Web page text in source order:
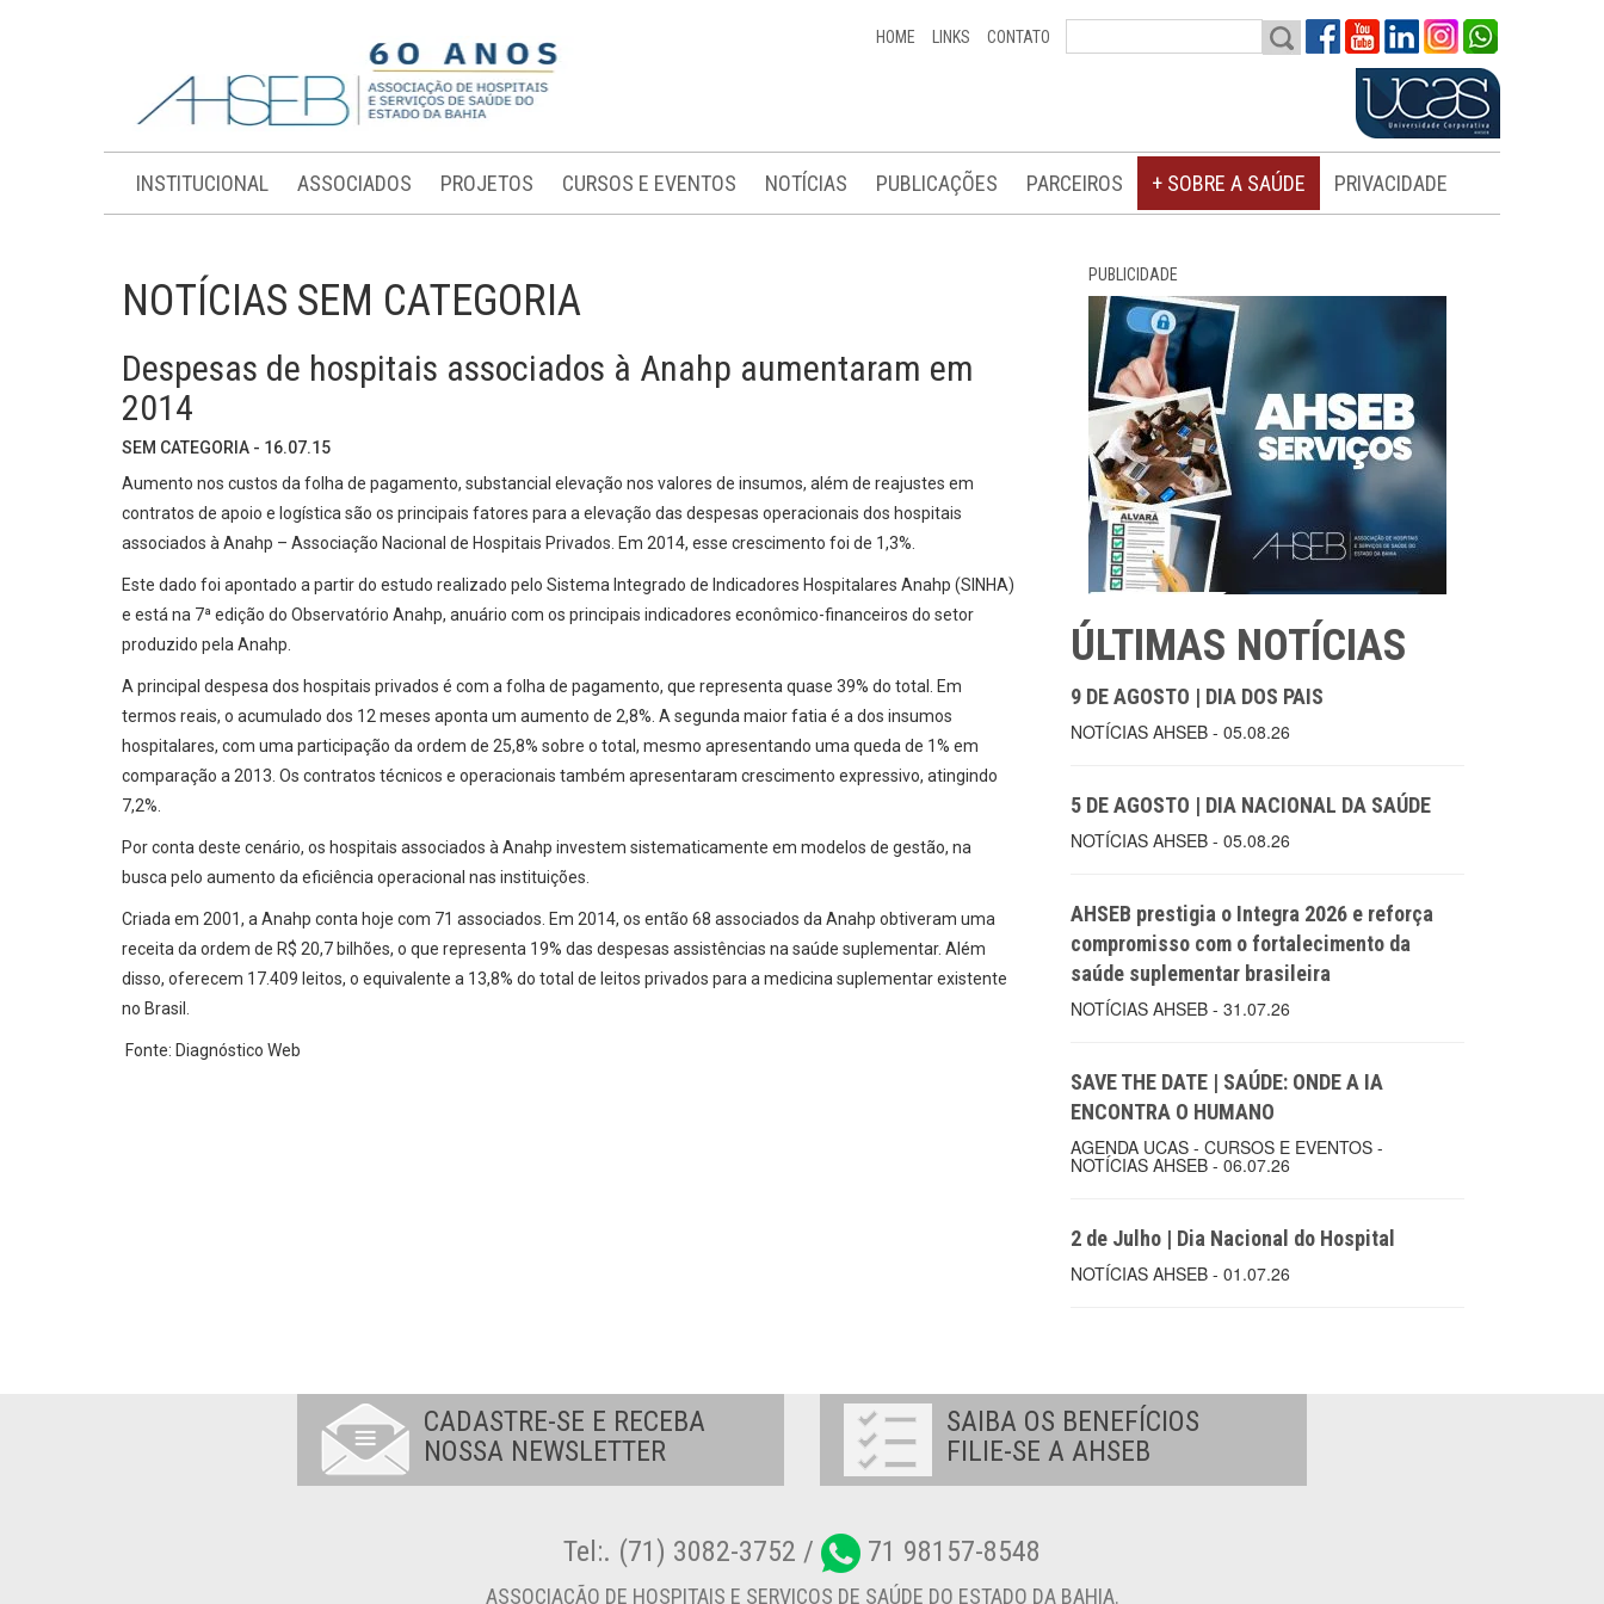
HOME LINKS CONTATO
INSTITUCIONAL ASSOCIADOS PROJETOS CURSOS E EVENTOS NOTÍCIAS PUBLICAÇÕES PARCEIROS + SOBRE A SAÚDE PRIVACIDADE
NOTÍCIAS SEM CATEGORIA
Despesas de hospitais associados à Anahp aumentaram em
2014
SEM CATEGORIA - 16.07.15
Aumento nos custos da folha de pagamento, substancial elevação nos valores de insumos, além de reajustes em
contratos de apoio e logística são os principais fatores para a elevação das despesas operacionais dos hospitais
associados à Anahp – Associação Nacional de Hospitais Privados. Em 2014, esse crescimento foi de 1,3%.
Este dado foi apontado a partir do estudo realizado pelo Sistema Integrado de Indicadores Hospitalares Anahp (SINHA)
e está na 7ª edição do Observatório Anahp, anuário com os principais indicadores econômico-financeiros do setor
produzido pela Anahp.
A principal despesa dos hospitais privados é com a folha de pagamento, que representa quase 39% do total. Em
termos reais, o acumulado dos 12 meses aponta um aumento de 2,8%. A segunda maior fatia é a dos insumos
hospitalares, com uma participação da ordem de 25,8% sobre o total, mesmo apresentando uma queda de 1% em
comparação a 2013. Os contratos técnicos e operacionais também apresentaram crescimento expressivo, atingindo
7,2%.
Por conta deste cenário, os hospitais associados à Anahp investem sistematicamente em modelos de gestão, na
busca pelo aumento da eficiência operacional nas instituições.
Criada em 2001, a Anahp conta hoje com 71 associados. Em 2014, os então 68 associados da Anahp obtiveram uma
receita da ordem de R$ 20,7 bilhões, o que representa 19% das despesas assistências na saúde suplementar. Além
disso, oferecem 17.409 leitos, o equivalente a 13,8% do total de leitos privados para a medicina suplementar existente
no Brasil.
Fonte: Diagnóstico Web
PUBLICIDADE
ÚLTIMAS NOTÍCIAS
9 DE AGOSTO | DIA DOS PAIS
NOTÍCIAS AHSEB - 05.08.26
5 DE AGOSTO | DIA NACIONAL DA SAÚDE
NOTÍCIAS AHSEB - 05.08.26
AHSEB prestigia o Integra 2026 e reforça
compromisso com o fortalecimento da
saúde suplementar brasileira
NOTÍCIAS AHSEB - 31.07.26
SAVE THE DATE | SAÚDE: ONDE A IA
ENCONTRA O HUMANO
AGENDA UCAS - CURSOS E EVENTOS -
NOTÍCIAS AHSEB - 06.07.26
2 de Julho | Dia Nacional do Hospital
NOTÍCIAS AHSEB - 01.07.26
CADASTRE-SE E RECEBA
NOSSA NEWSLETTER
SAIBA OS BENEFÍCIOS
FILIE-SE A AHSEB
Tel:. (71) 3082-3752 / 71 98157-8548
ASSOCIAÇÃO DE HOSPITAIS E SERVIÇOS DE SAÚDE DO ESTADO DA BAHIA.